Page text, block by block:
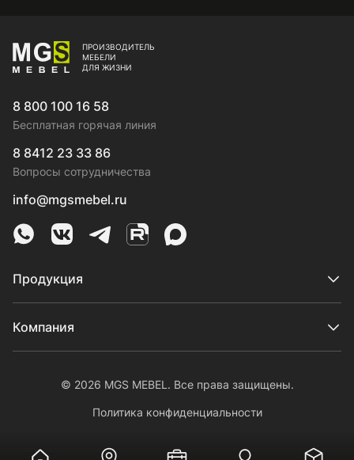
ПРОИЗВОДИТЕЛЬ
МЕБЕЛИ
ДЛЯ ЖИЗНИ
8 800 100 16 58
Бесплатная горячая линия
8 8412 23 33 86
Вопросы сотрудничества
info@mgsmebel.ru
MGS Mebel в Whatsapp
MGS Mebel в VK
MGS Mebel в Telegram
MGS Mebel на Rutube
MGS Mebel на MAX
Продукция
Компания
© 2026 MGS MEBEL. Все права защищены.
Политика конфиденциальности